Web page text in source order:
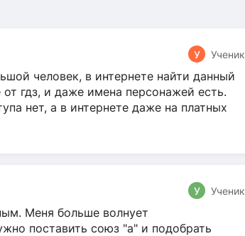
У Ученик
человек, в интернете найти данный
гдз, и даже имена персонажей есть.
нет, а в интернете даже на платных
У Ученик
Меня больше волнует
поставить союз "а" и подобрать